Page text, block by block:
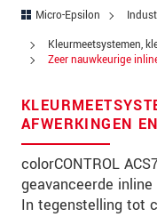
Micro-Epsilon
Kleurmeetsystemen,
Zeer nauwkeurige
AFWERKINGEN
colorCONTROL
geavanceerde
In tegenstelling tot
Postcode
Land *
Telefoon
E-mail*